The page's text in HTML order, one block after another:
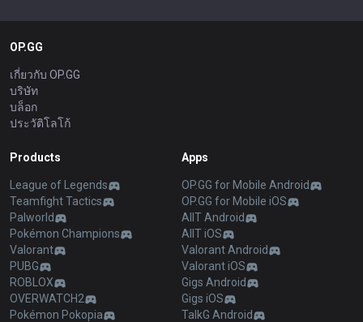
OP.GG
เกี่ยวกับ OP.GG
บริษัท
บล็อก
ประวัติโลโก้
Products
League of Legends
Teamfight Tactics
Palworld
Pokémon Champions
Valorant
PUBG
ROBLOX
OVERWATCH2
Pokémon Pokopia
Apps
OP.GG for Mobile Android
OP.GG for Mobile iOS
AllT Android
AllT iOS
Valorant Android
Valorant iOS
Gigs Android
Gigs iOS
TalkG Android